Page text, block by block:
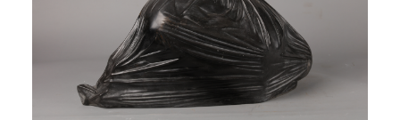
快捷登录 帐号密码登录
手机号码
发送验证码